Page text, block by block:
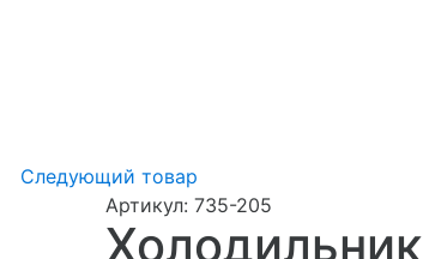
Следующий товар
Артикул: 735-205
Холодильник